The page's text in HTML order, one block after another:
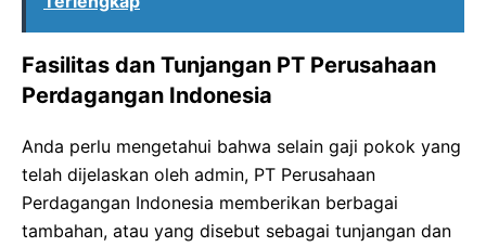
Fasilitas dan Tunjangan PT Perusahaan
Perdagangan Indonesia
Anda perlu mengetahui bahwa selain gaji pokok yang
telah dijelaskan oleh admin, PT Perusahaan
Perdagangan Indonesia memberikan berbagai
tambahan, atau yang disebut sebagai tunjangan dan